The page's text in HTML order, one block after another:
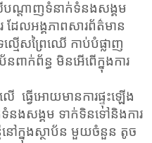
ណ្តាញទំនាក់ទំនងសង្គម
ែលអង្គភាពសារព័ត៌មាន
ើសព្រៃឈើ កាប់បំផ្លាញ
ពាក់ព័ន្ធ មិនអើពើក្នុងការ
ើ ធ្វើអោយមានការផ្ទុះឡើង
ងសង្គម ទាក់ទិនទៅនិងការ
រីនៅក្នុងស្ថាប័ន មួយចំនួន តូច